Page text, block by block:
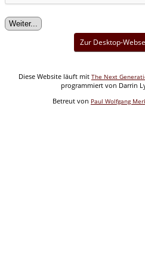
Zur Desktop-
Diese Website läuft mit The Next
programmiert von Darrin
Betreut von Paul Wolfgang